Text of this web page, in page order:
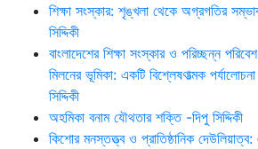
শিক্ষা সংস্কার: শৃঙ্খলা থেকে অগ্রগতির
সিদ্দিকী
বাংলাদেশের শিক্ষা সংস্কার ও পরিচ্ছন্ন
মিলনের ভূমিকা: একটি বিশ্লেষণাত্মক
সিদ্দিকী
অহমিকা বনাম যৌথতার শক্তি -দিপু সিদ্দিকী
কিশোর মনস্তত্ত্ব ও প্রাতিষ্ঠানিক